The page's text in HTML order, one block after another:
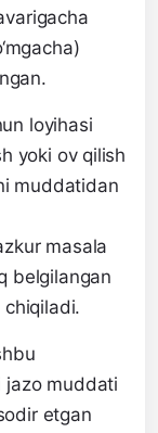
loyihasi
yoki ov qilish
muddatidan
masala
belgilangan
chiqiladi.
jazo muddati
etgan